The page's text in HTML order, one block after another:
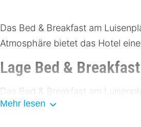
Das Bed & Breakfast am
Atmosphäre bietet das Hotel
Lage Bed &
Das Bed & Breakfast am
reich an kulturellen Schätzen
Mehr lesen